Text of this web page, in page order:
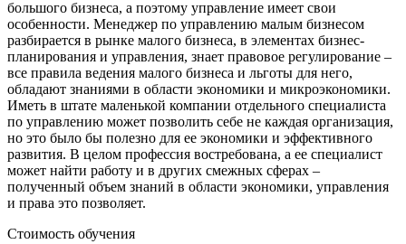
большого бизнеса, а поэтому управление имеет свои
особенности. Менеджер по управлению малым бизнесом
разбирается в рынке малого бизнеса, в элементах бизнес-
планирования и управления, знает правовое регулирование –
все правила ведения малого бизнеса и льготы для него,
обладают знаниями в области экономики и микроэкономики.
Иметь в штате маленькой компании отдельного специалиста
по управлению может позволить себе не каждая организация,
но это было бы полезно для ее экономики и эффективного
развития. В целом профессия востребована, а ее специалист
может найти работу и в других смежных сферах –
полученный объем знаний в области экономики, управления
и права это позволяет.
Стоимость обучения